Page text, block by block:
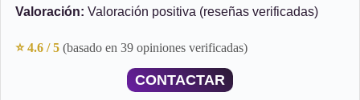
Valoración: Valoración positiva (reseñas verificadas)
⭐ 4.6 / 5 (basado en 39 opiniones verificadas)
CONTACTAR